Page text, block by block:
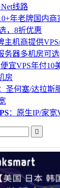
线路
年老牌国内
，8折优惠
主机商提供
务器多机房可选
便宜VPS年付10
房
：圣何塞/达拉斯
：原生IP/家宽
